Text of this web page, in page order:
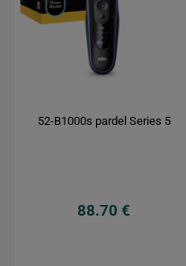
52-B1000s pardel Series 5
88.70 €